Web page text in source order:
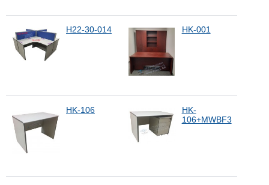
H22-30-014 HK-001
HK-106
HK-
106+MWBF3